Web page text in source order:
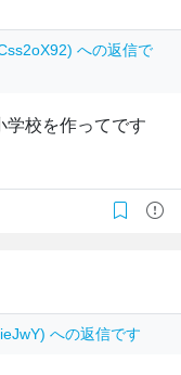
への返信で
学校を作ってです
への返信です